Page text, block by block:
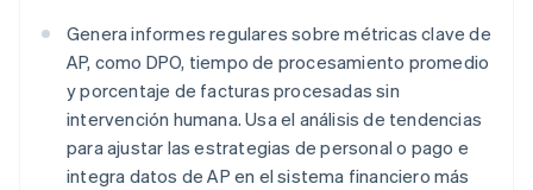
Genera informes regulares sobre métricas clave de
AP, como DPO, tiempo de procesamiento promedio
y porcentaje de facturas procesadas sin
intervención humana. Usa el análisis de tendencias
para ajustar las estrategias de personal o pago e
integra datos de AP en el sistema financiero más